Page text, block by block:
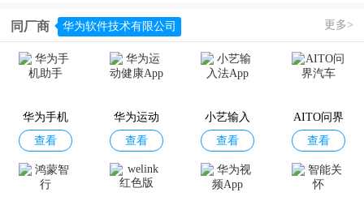
同厂商 华为软件技术有限公司 更多>
华为手机
助手
查看
华为运动
健康App
查看
小艺输入
法App
查看
AITO问界
汽车
查看